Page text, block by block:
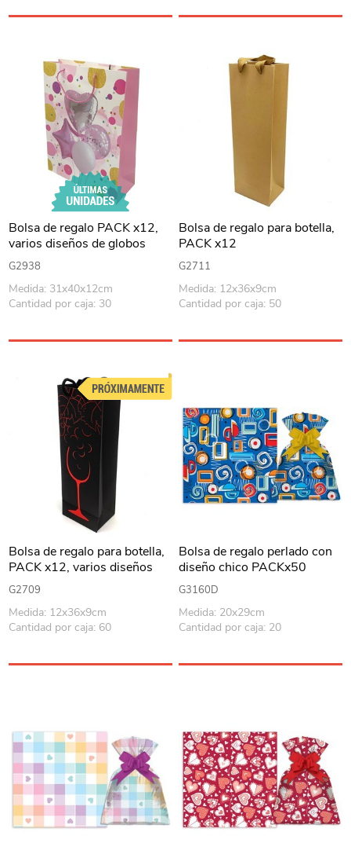
Bolsa de regalo PACK x12,
varios diseños de globos
G2938
Medida: 31x40x12cm
Cantidad por caja: 30
Bolsa de regalo para botella,
PACK x12
G2711
Medida: 12x36x9cm
Cantidad por caja: 50
Bolsa de regalo para botella,
PACK x12, varios diseños
G2709
Medida: 12x36x9cm
Cantidad por caja: 60
Bolsa de regalo perlado con
diseño chico PACKx50
G3160D
Medida: 20x29cm
Cantidad por caja: 20